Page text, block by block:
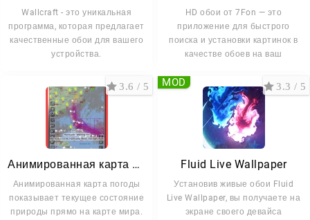
Wallcraft - это уникальная
программа, которая предлагает
качественные обои для вашего
устройства.
HD обои от 7Fon — это
приложение для быстрого
поиска и установки картинок в
качестве обоев на ваш
Анимированная карта погоды
Анимированная карта погоды
показывает текущее состояние
природы прямо на карте мира.
3.6 / 5
Fluid Live Wallpaper
Установив живые обои Fluid
Live Wallpaper, вы получаете на
экране своего девайса
3.3 / 5
MOD